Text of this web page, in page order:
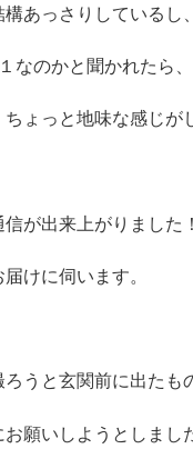
あっさりしているし
なのかと聞かれたら、
ょっと地味な感じが
が出来上がりました！
けに伺います。
うと玄関前に出たも
願いしようとしまし